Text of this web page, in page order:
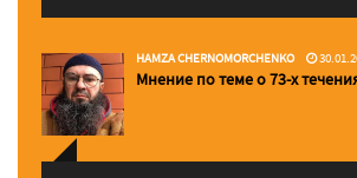
HAMZA CHERNOMORCHENKO
Мнение по теме о 73-х